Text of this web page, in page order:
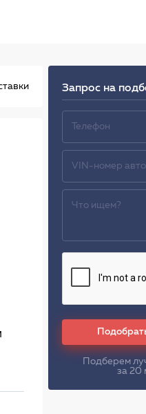
Запрос на
Подберем
за 20